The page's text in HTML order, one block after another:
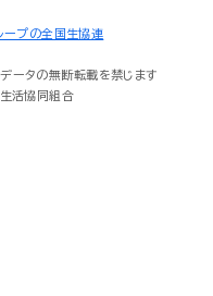
ープの全国生協連
ータの無断転載を禁じます
活協同組合